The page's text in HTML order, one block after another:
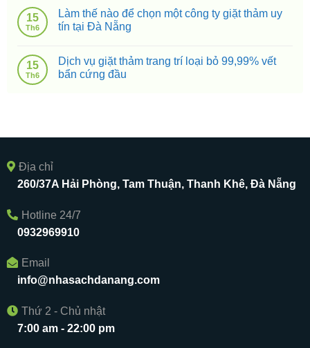
15
Th6
Làm thế nào để chọn một công ty giặt thảm uy
tín tại Đà Nẵng
15
Th6
Dịch vụ giặt thảm trang trí loại bỏ 99,99% vết
bẩn cứng đầu
Địa chỉ
260/37A Hải Phòng, Tam Thuận, Thanh Khê, Đà Nẵng
Hotline 24/7
0932969910
Email
info@nhasachdanang.com
Thứ 2 - Chủ nhật
7:00 am - 22:00 pm